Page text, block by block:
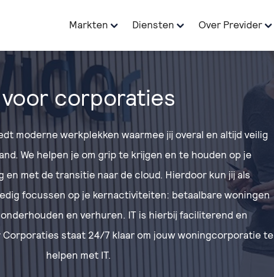
Markten Diensten Over Previder
corporaties
moderne werkplekken waarmee jij overal en altijd veilig
We helpen je om grip te krijgen en te houden op je
en met de transitie naar de cloud. Hierdoor kun jij als
focussen op je kernactiviteiten: betaalbare woningen
en verhuren. IT is hierbij faciliterend en
staat 24/7 klaar om jouw woningcorporatie te
helpen met IT.